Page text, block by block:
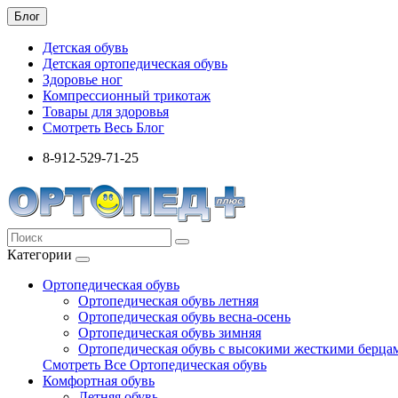
Блог
Детская обувь
Детская ортопедическая обувь
Здоровье ног
Компрессионный трикотаж
Товары для здоровья
Смотреть Весь Блог
8-912-529-71-25
Категории
Ортопедическая обувь
Ортопедическая обувь летняя
Ортопедическая обувь весна-осень
Ортопедическая обувь зимняя
Ортопедическая обувь с высокими жесткими
Смотреть Все Ортопедическая обувь
Комфортная обувь